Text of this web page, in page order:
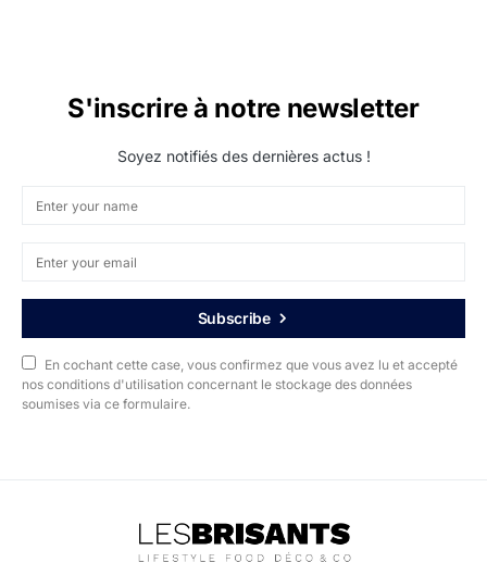
S'inscrire à notre newsletter
Soyez notifiés des dernières actus !
Subscribe
En cochant cette case, vous confirmez que vous avez lu et accepté
nos conditions d'utilisation concernant le stockage des données
soumises via ce formulaire.